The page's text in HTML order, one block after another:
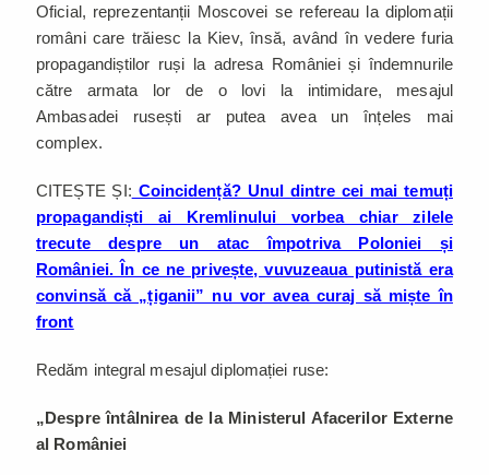
Oficial, reprezentanții Moscovei se refereau la diplomații
români care trăiesc la Kiev, însă, având în vedere furia
propagandiștilor ruși la adresa României și îndemnurile
către armata lor de o lovi la intimidare, mesajul
Ambasadei rusești ar putea avea un înțeles mai
complex.
CITEȘTE ȘI: Coincidență? Unul dintre cei mai temuți
propagandiști ai Kremlinului vorbea chiar zilele
trecute despre un atac împotriva Poloniei și
României. În ce ne privește, vuvuzeaua putinistă era
convinsă că „țiganii” nu vor avea curaj să miște în
front
Redăm integral mesajul diplomației ruse:
„Despre întâlnirea de la Ministerul Afacerilor Externe
al României